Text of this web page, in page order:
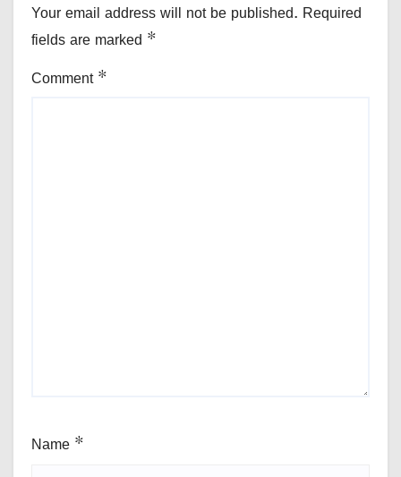
Your email address will not be published. Required
fields are marked *
Comment *
Name *